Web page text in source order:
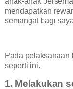
mendapatkan
semangat bagi
Pada pelaksanaan
seperti ini.
1. Melakukan